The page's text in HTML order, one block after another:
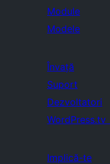
Module
Modele
Învață
Suport
Dezvoltatori
WordPress.tv
Implică-te